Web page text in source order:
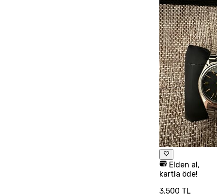
Elden al,
kartla öde!
3.500 TL